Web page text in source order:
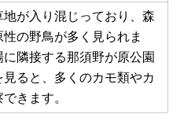
が入り混じっており、森
の野鳥が多く見られま
隣接する那須野が原公園
ると、多くのカモ類やカ
きます。